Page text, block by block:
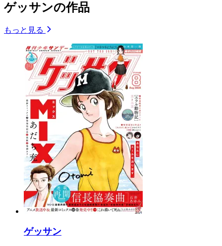
ゲッサンの作品
もっと見る
ゲッサン